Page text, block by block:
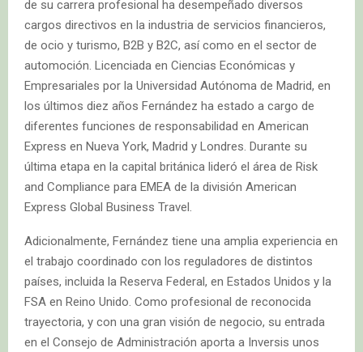
de su carrera profesional ha desempeñado diversos
cargos directivos en la industria de servicios financieros,
de ocio y turismo, B2B y B2C, así como en el sector de
automoción. Licenciada en Ciencias Económicas y
Empresariales por la Universidad Autónoma de Madrid, en
los últimos diez años Fernández ha estado a cargo de
diferentes funciones de responsabilidad en American
Express en Nueva York, Madrid y Londres. Durante su
última etapa en la capital británica lideró el área de Risk
and Compliance para EMEA de la división American
Express Global Business Travel.
Adicionalmente, Fernández tiene una amplia experiencia en
el trabajo coordinado con los reguladores de distintos
países, incluida la Reserva Federal, en Estados Unidos y la
FSA en Reino Unido. Como profesional de reconocida
trayectoria, y con una gran visión de negocio, su entrada
en el Consejo de Administración aporta a Inversis unos